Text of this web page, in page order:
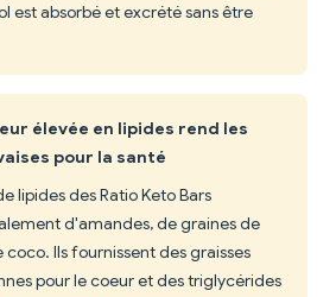
est absorbé et excrété sans être
élevée en lipides rend les
pour la santé
lipides des Ratio Keto Bars
d'amandes, de graines de
Ils fournissent des graisses
pour le coeur et des triglycérides